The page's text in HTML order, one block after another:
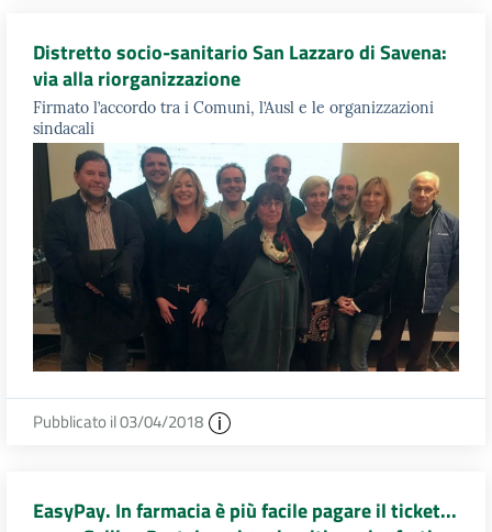
Distretto socio-sanitario San Lazzaro di Savena:
via alla riorganizzazione
Firmato l’accordo tra i Comuni, l’Ausl e le organizzazioni
sindacali
Pubblicato il 03/04/2018
EasyPay. In farmacia è più facile pagare il ticket...